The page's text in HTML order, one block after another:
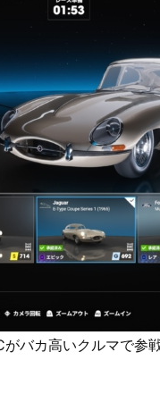
バカ高いクルマで参